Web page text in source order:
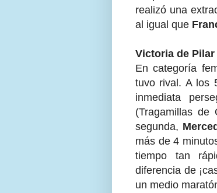
realizó una
al igual que
Victoria de Pilar
En categoría
tuvo rival. A los
inmediata
(Tragamillas de
segunda,
más de 4
tiempo tan
diferencia de
un medio